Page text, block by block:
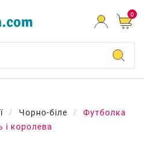
0
Чорно-біле
Футболка
і королева